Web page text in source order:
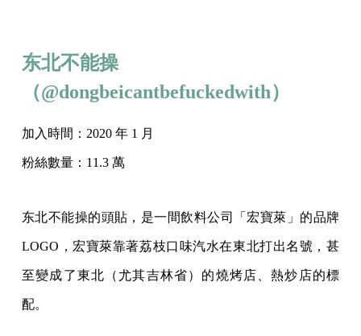
东北不能操
（@dongbeicantbefuckedwith）
加入時間：2020 年 1 月
粉絲數量：11.3 萬
东北不能操的頭貼，是一間飲料公司「宏寶萊」的品牌
LOGO，宏寶萊靠著荔枝口味汽水在東北打出名號，甚
至變成了東北（尤其吉林省）的燒烤店、熱炒店的標
配。